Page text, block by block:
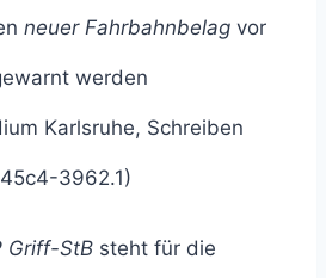
neuer Fahrbahnbelag vor
werden
Karlsruhe, Schreiben
3962.1)
Griff-StB steht für die